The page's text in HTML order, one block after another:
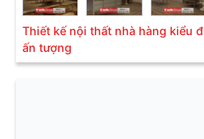
Thiết kế nội thất nhà hàng kiểu
ấn tượng